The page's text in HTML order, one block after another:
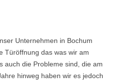
Unternehmen in Bochum
Türöffnung das was wir am
auch die Probleme sind, die am
hinweg haben wir es jedoch